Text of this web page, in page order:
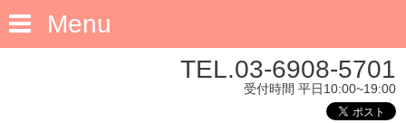
Menu
TEL.03-6908-5701
受付時間 平日10:00~19:00